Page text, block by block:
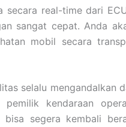
real-time dari
sangat cepat. Anda
mobil secara
selalu mengandalkan
kendaraan
segera kembali